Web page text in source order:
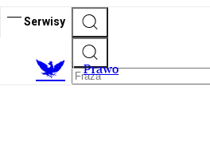
Serwisy
Prawo